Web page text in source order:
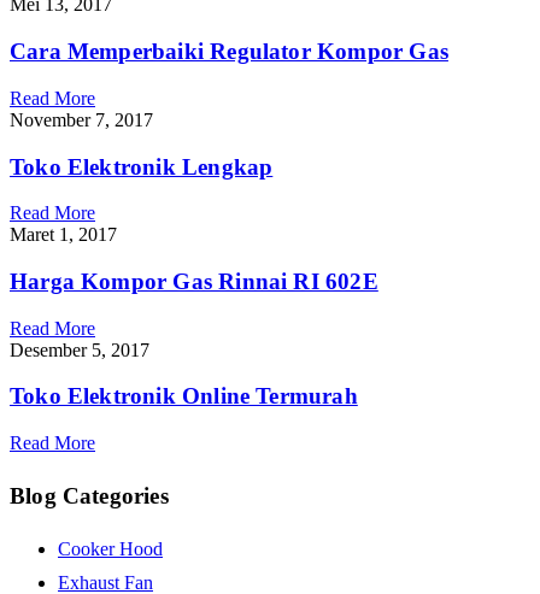
Mei 13, 2017
Cara Memperbaiki Regulator Kompor Gas
Read More
November 7, 2017
Toko Elektronik Lengkap
Read More
Maret 1, 2017
Harga Kompor Gas Rinnai RI 602E
Read More
Desember 5, 2017
Toko Elektronik Online Termurah
Read More
Blog Categories
Cooker Hood
Exhaust Fan